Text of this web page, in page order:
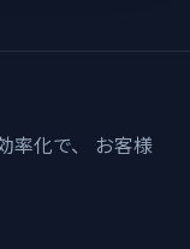
率化で、 お客様